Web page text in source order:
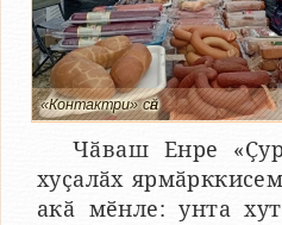
«Контактри» сӑн
Чӑваш Енре
хуҫалӑх
акӑ мӗнле: унта